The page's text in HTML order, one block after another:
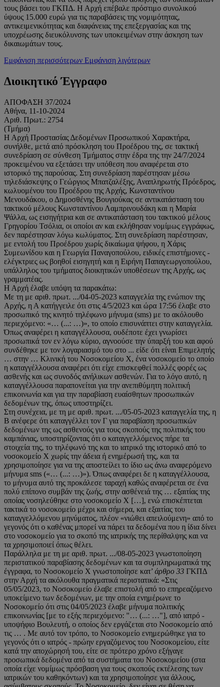
τους βάσει του ΓΚΠΔ. Η Αρχή επέβαλε πρόστιμο συνολικού
ύψους 15.000 ευρώ για τις παραβάσεις της νομιμότητας,
αντικειμενικότητας και διαφάνειας της επεξεργασίας και της
υποχρέωσης διευκόλυνσης των υποκειμένων στην άσκηση των
δικαιωμάτων τους.
Εμφάνιση περισσότερων Εμφάνιση λιγότερων
Διοικητικό Έγγραφο
ΑΠΟΦΑΣΗ 37/2024
Αθήνα, 11-10-2024
Αριθ. Πρωτ.: 2754
(Τμήμα)
Η Αρχή Προστασίας Δεδομένων Προσωπικού Χαρακτήρα,
συνήλθε, μετά από πρόσκληση του Προέδρου της, σε τακτική
συνεδρίαση σε σύνθεση Τμήματος στην έδρα της την 24/7/2024
προκειμένου να εξετάσει την υπόθεση που αναφέρεται στο
ιστορικό της παρούσας. Στη συνεδρίαση παρέστησαν μέσω
τηλεδιάσκεψης ο Γεώργιος Μπατζαλέξης, Αναπληρωτής Πρόεδρος,
κωλυομένου του Προέδρου της Αρχής, Κωνσταντίνου
Μενουδάκου, ο Δημοσθένης Βουγιούκας σε αντικατάσταση του
τακτικού μέλους Κωνσταντίνου Λαμπρινουδάκη και η Μαρία
Ψάλλα, ως εισηγήτρια και σε αντικατάσταση του τακτικού μέλους
Γρηγορίου Τσόλια, οι οποίοι αν και εκλήθησαν νομίμως εγγράφως,
δεν παρέστησαν λόγω κωλύματος. Στη συνεδρίαση παρέστησαν,
με εντολή του Προέδρου χωρίς δικαίωμα ψήφου, η Χάρις
Συμεωνίδου και η Γεωργία Παναγοπούλου, ειδικές επιστήμονες -
ελέγκτριες ως βοηθοί εισηγητή και η Ειρήνη Παπαγεωργοπούλου,
υπάλληλος του τμήματος διοικητικών υποθέσεων της Αρχής, ως
γραμματέας.
Η Αρχή έλαβε υπόψη τα παρακάτω:
Με τη με αριθ. πρωτ. .../04-05-2023 καταγγελία της ενώπιον της
Αρχής, η Α κατήγγειλε ότι στις 4/5/2023 και ώρα 17:56 έλαβε στο
προσωπικό της κινητό τηλέφωνο μήνυμα (sms) με το ακόλουθο
περιεχόμενο: «… (...: …)», το οποίο επισυνάπτει στην καταγγελία.
Όπως αναφέρει η καταγγέλλουσα, ουδέποτε έχει γνωρίσει
προσωπικά τον εν λόγω κύριο, αγνοούσε την ύπαρξή του και αφού
συνδέθηκε με τον λογαριασμό του στο ... είδε ότι είναι Επιμελητής
… στην … Κλινική του Νοσοκομείου Χ, ένα νοσοκομείο το οποίο
η καταγγέλλουσα αναφέρει ότι είχε επισκεφθεί πολλές φορές ως
ασθενής και ως συνοδός ανήλικων ασθενών. Για το λόγο αυτό, η
καταγγέλλουσα παραπονείται για την ανεπιθύμητη πολιτική
επικοινωνία και για την παραβίαση ευαίσθητων προσωπικών
δεδομένων της, όπως υποστηρίζει.
Στη συνέχεια, με τη με αριθ. πρωτ. .../05-05-2023 καταγγελία της, η
Β ανέφερε ότι καταγγέλλει τον Γ για παραβίαση προσωπικών
δεδομένων της ως ασθενούς για τους σκοπούς της πολιτικής του
καμπάνιας, υποστηρίζοντας ότι ο καταγγελλόμενος πήρε τα
στοιχεία της, το τηλέφωνό της και το ιατρικό της ιστορικό από το
νοσοκομείο Χ χωρίς την άδεια ή ενημέρωσή της, και τα
χρησιμοποίησε για να της αποστείλει το ίδιο ως άνω αναφερόμενο
μήνυμα sms («… (...: …)»). Όπως αναφέρει δε η καταγγέλλουσα,
το μήνυμα αυτό της προκάλεσε ταραχή καθώς αναφέρεται σε ένα
πολύ επίπονο συμβάν της ζωής, στην ασθένειά της … εξαιτίας της
οποίας νοσηλεύθηκε στο νοσοκομείο Χ […], ενώ επισκέπτεται
τακτικά το νοσοκομείο μέχρι και σήμερα, και εξαιτίας του
καταγγελλόμενου μηνύματος, πλέον «νιώθει απειλούμενη» από το
γεγονός ότι ο καθένας μπορεί να πάρει τα δεδομένα που η ίδια δίνει
στο νοσοκομείο για το σκοπό της ιατρικής της περίθαλψης και να
τα χρησιμοποιεί όπως θέλει.
Παράλληλα με τη με αριθ. πρωτ. .../08-05-2023 γνωστοποίηση
περιστατικού παραβίασης δεδομένων και τα συμπληρωματικά της
έγγραφα, το Νοσοκομείο Χ γνωστοποίησε κατ’ άρθρο 33 ΓΚΠΔ
στην Αρχή τα ακόλουθα πραγματικά περιστατικά: «Στις
05/05/2023, το Νοσοκομείο έλαβε επιστολή από το επηρεαζόμενο
υποκείμενο των δεδομένων, με την οποία ενημέρωνε το
Νοσοκομείο ότι στις 04/05/2023 έλαβε μήνυμα πολιτικής
επικοινωνίας [με το εξής περιεχόμενο: "… (...: …"], από ιατρό -
υποψήφιο Βουλευτή, ο οποίος δεν εργάζεται στο Νοσοκομείο από
τις … . Με αυτό τον τρόπο, το Νοσοκομείο ενημερώθηκε για το
γεγονός ότι ο ιατρός - πρώην εργαζόμενος του Νοσοκομείου, είτε
κατά την αποχώρησή του, είτε σε πρότερο χρόνο εξήγαγε
προσωπικά δεδομένα από τα συστήματα του Νοσοκομείου (στα
οποία είχε νομίμως πρόσβαση για τους σκοπούς εκτέλεσης των
ιατρικών του καθηκόντων) και τα χρησιμοποίησε για άλλους,